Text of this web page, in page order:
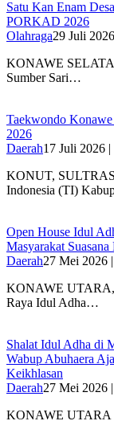
Satu Kan Enam
PORKAD 2026
Olahraga29 Juli
KONAWE
Sumber Sari…
Taekwondo
2026
Daerah17 Juli 2026 |
KONUT,
Indonesia (TI)
Open House Idul
Masyarakat
Daerah27 Mei 2026
KONAWE
Raya Idul Adha…
Shalat Idul Adha di
Wabup Abuhaera
Keikhlasan
Daerah27 Mei 2026
KONAWE UTARA